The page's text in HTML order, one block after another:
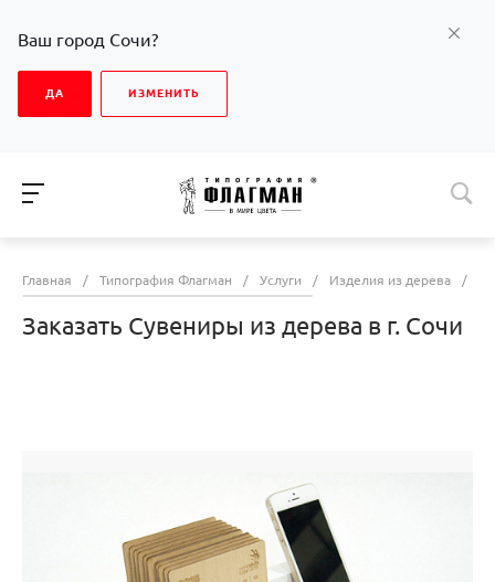
Ваш город Сочи?
ДА ИЗМЕНИТЬ
Главная / Типография Флагман / Услуги / Изделия из дерева /
Заказать Сувениры из дерева в г. Сочи